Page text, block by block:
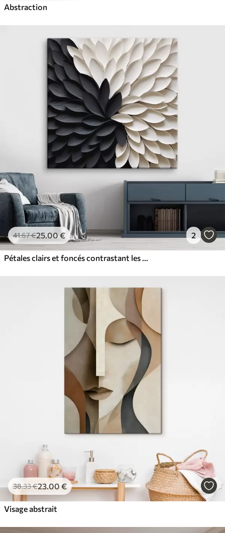
Abstraction
41.67€25.00€ 2
Pétales clairs et foncés contrastant les uns avec les autres, formant une fleur
38.33€23.00 €
Visage abstrait